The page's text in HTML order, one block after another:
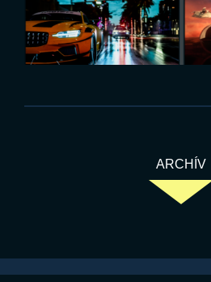
ARCHÍV